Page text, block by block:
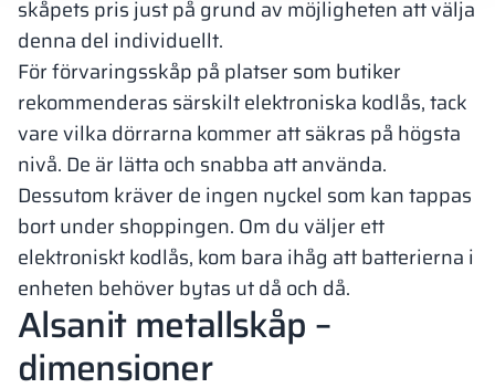
skåpets pris just på grund av möjligheten att välja
denna del individuellt.
För förvaringsskåp på platser som butiker
rekommenderas särskilt elektroniska kodlås, tack
vare vilka dörrarna kommer att säkras på högsta
nivå. De är lätta och snabba att använda.
Dessutom kräver de ingen nyckel som kan tappas
bort under shoppingen. Om du väljer ett
elektroniskt kodlås, kom bara ihåg att batterierna i
enheten behöver bytas ut då och då.
Alsanit metallskåp –
dimensioner